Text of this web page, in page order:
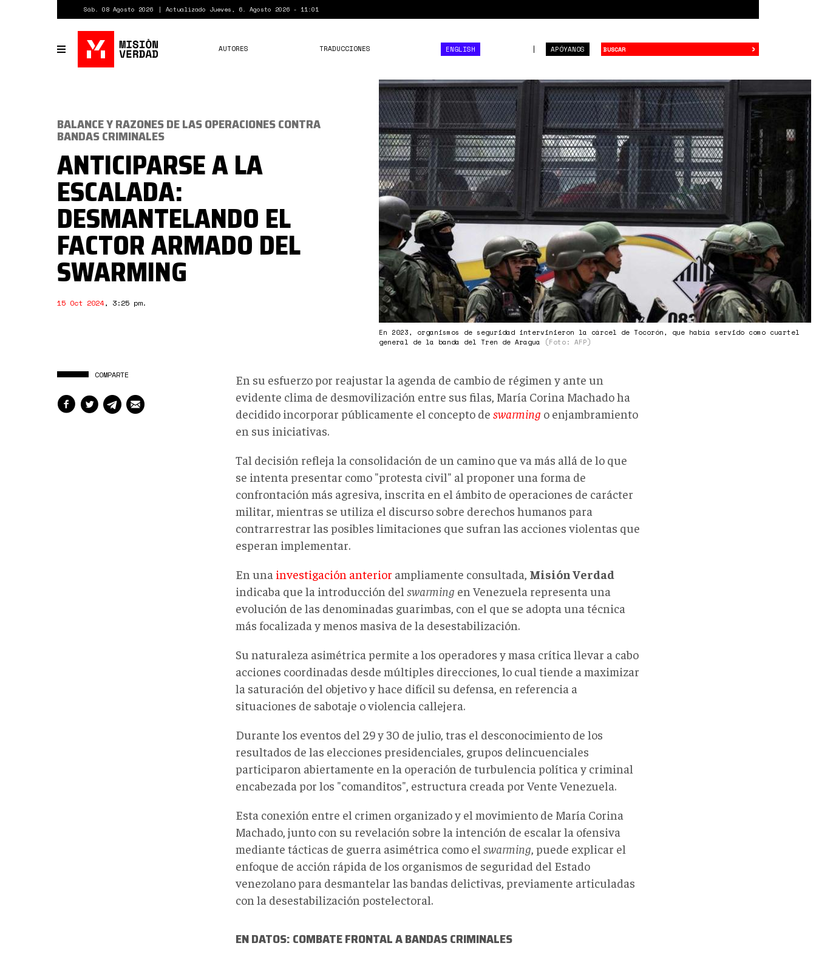
Sáb. 08 Agosto 2026 Actualizado Jueves, 6. Agosto 2026 - 11:01
Toggle
navigation
APÓYANOS
AUTORES TRADUCCIONES ENGLISH ›
Tocoron
En 2023, organismos de seguridad intervinieron la cárcel de Tocorón, que había servido como cuartel
general de la banda del Tren de Aragua
(Foto: AFP)
BALANCE Y RAZONES DE LAS OPERACIONES CONTRA
BANDAS CRIMINALES
ANTICIPARSE A LA
ESCALADA:
DESMANTELANDO EL
FACTOR ARMADO DEL
SWARMING
15 Oct 2024, 3:25 pm.
COMPARTE
En su esfuerzo por reajustar la agenda de cambio de régimen y ante un
evidente clima de desmovilización entre sus filas, María Corina Machado ha
decidido incorporar públicamente el concepto de swarming o enjambramiento
en sus iniciativas.
Tal decisión refleja la consolidación de un camino que va más allá de lo que
se intenta presentar como "protesta civil" al proponer una forma de
confrontación más agresiva, inscrita en el ámbito de operaciones de carácter
militar, mientras se utiliza el discurso sobre derechos humanos para
contrarrestrar las posibles limitaciones que sufran las acciones violentas que
esperan implementar.
En una investigación anterior ampliamente consultada, Misión Verdad
indicaba que la introducción del swarming en Venezuela representa una
evolución de las denominadas guarimbas, con el que se adopta una técnica
más focalizada y menos masiva de la desestabilización.
Su naturaleza asimétrica permite a los operadores y masa crítica llevar a cabo
acciones coordinadas desde múltiples direcciones, lo cual tiende a maximizar
la saturación del objetivo y hace difícil su defensa, en referencia a
situaciones de sabotaje o violencia callejera.
Durante los eventos del 29 y 30 de julio, tras el desconocimiento de los
resultados de las elecciones presidenciales, grupos delincuenciales
participaron abiertamente en la operación de turbulencia política y criminal
encabezada por los "comanditos", estructura creada por Vente Venezuela.
Esta conexión entre el crimen organizado y el movimiento de María Corina
Machado, junto con su revelación sobre la intención de escalar la ofensiva
mediante tácticas de guerra asimétrica como el swarming, puede explicar el
enfoque de acción rápida de los organismos de seguridad del Estado
venezolano para desmantelar las bandas delictivas, previamente articuladas
con la desestabilización postelectoral.
EN DATOS: COMBATE FRONTAL A BANDAS CRIMINALES